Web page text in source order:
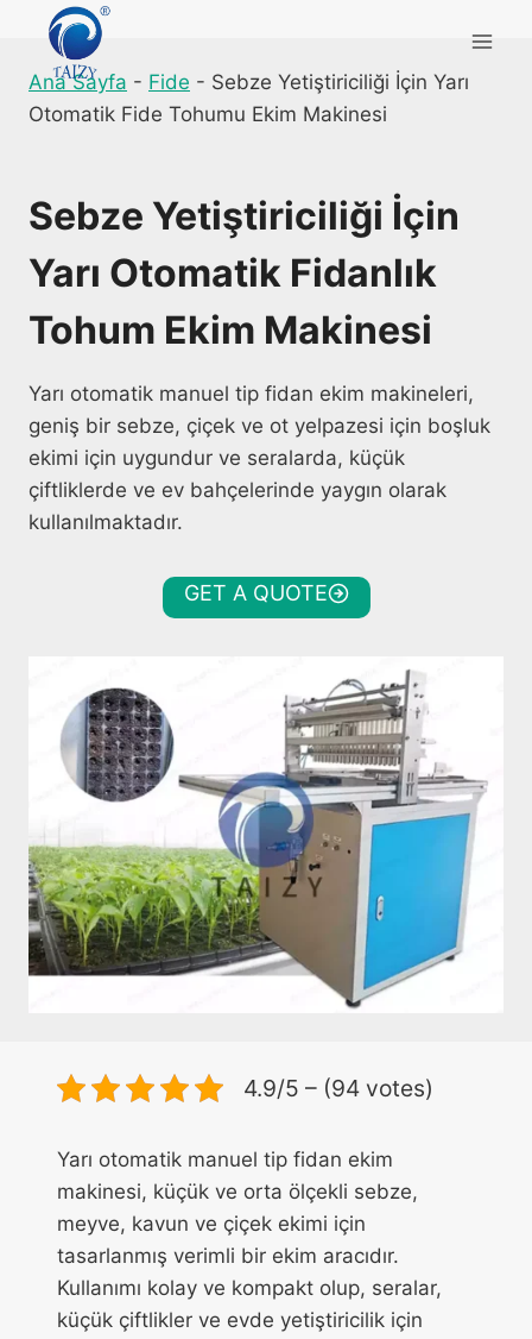
content
Ana Sayfa - Fide - Sebze Yetiştiriciliği İçin Yarı
Otomatik Fide Tohumu Ekim Makinesi
Sebze Yetiştiriciliği İçin
Yarı Otomatik Fidanlık
Tohum Ekim Makinesi
Yarı otomatik manuel tip fidan ekim makineleri,
geniş bir sebze, çiçek ve ot yelpazesi için boşluk
ekimi için uygundur ve seralarda, küçük
çiftliklerde ve ev bahçelerinde yaygın olarak
kullanılmaktadır.
GET A QUOTE
4.9/5 – (94 votes)
Yarı otomatik manuel tip fidan ekim
makinesi, küçük ve orta ölçekli sebze,
meyve, kavun ve çiçek ekimi için
tasarlanmış verimli bir ekim aracıdır.
Kullanımı kolay ve kompakt olup, seralar,
küçük çiftlikler ve evde yetiştiricilik için